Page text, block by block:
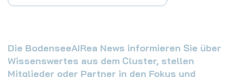
Die BodenseeAIRea News informieren Sie über
Wissenswertes aus dem Cluster, stellen
Mitglieder oder Partner in den Fokus und